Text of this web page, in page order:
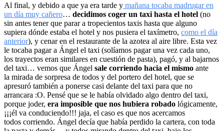
Al final, y debido a que ya era tarde y mañana tocaba madrugar en
un día muy cañero… decidimos coger un taxi hasta el hotel (no
sin antes tener que parar a tropecientos taxis hasta que alguno
supiera dónde estaba el hotel y nos pusiera el taxímetro, como el día
anterior), y cenar en el restaurante de la azotea al aire libre. Esta vez
le tocaba pagar a Ángel el taxi (solíamos pagar una vez cada uno,
los trayectos eran similares en cuestión de pasta), pagó, y al bajarnos
del taxi… vemos que Ángel sale corriendo hacia el mismo ante
la mirada de sorpresa de todos y del portero del hotel, que se
apresuró también a ponerse casi delante del taxi para que no
arrancara :O. Pensé que se le había olvidado algo dentro del taxi,
porque joder, era imposible que nos hubiera robado lógicamente,
¡¡¡él va conduciendo!!! jaja, el caso es que nos acercamos
todos corriendo. Ángel decía que había perdido la cartera, con toda